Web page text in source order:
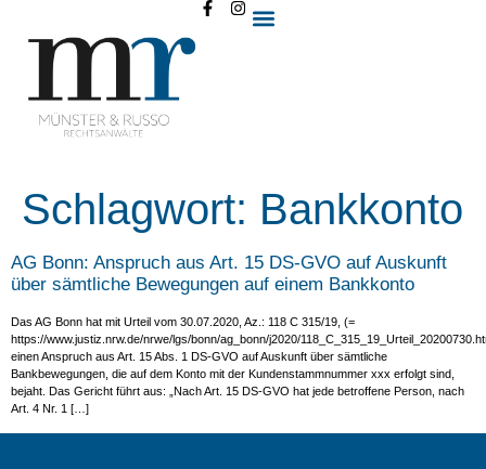
Schlagwort: Bankkonto
AG Bonn: Anspruch aus Art. 15 DS-GVO auf Auskunft
über sämtliche Bewegungen auf einem Bankkonto
Das AG Bonn hat mit Urteil vom 30.07.2020, Az.: 118 C 315/19, (=
https://www.justiz.nrw.de/nrwe/lgs/bonn/ag_bonn/j2020/
einen Anspruch aus Art. 15 Abs. 1 DS-GVO auf Auskunft über sämtliche
Bankbewegungen, die auf dem Konto mit der Kundenstammnummer xxx erfolgt sind,
bejaht. Das Gericht führt aus: „Nach Art. 15 DS-GVO hat jede betroffene Person, nach
Art. 4 Nr. 1 […]